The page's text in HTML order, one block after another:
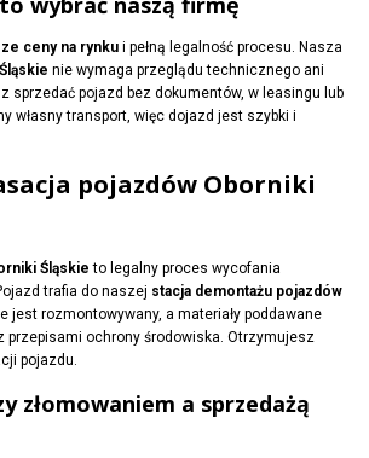
ceny na rynku i pełną legalność procesu. Nasza
nie wymaga przeglądu technicznego ani
sprzedać pojazd bez dokumentów, w leasingu lub
własny transport, więc dojazd jest szybki i
pojazdów Oborniki
Śląskie to legalny proces wycofania
trafia do naszej stacja demontażu pojazdów
jest rozmontowywany, a materiały poddawane
przepisami ochrony środowiska. Otrzymujesz
pojazdu.
złomowaniem a sprzedażą